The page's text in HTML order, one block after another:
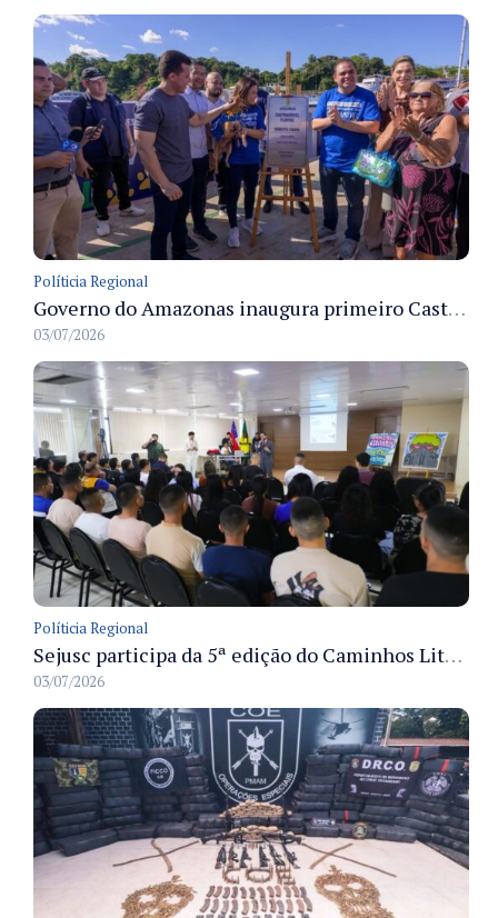
Políticia Regional
Governo do Amazonas inaugura primeiro Castramóvel Fluvial para atendimento veterinário às comunidades ribeirinhas e castração gratuita
03/07/2026
Políticia Regional
Sejusc participa da 5ª edição do Caminhos Literários com foco na cultura hip-hop nas unidades socioeducativas
03/07/2026